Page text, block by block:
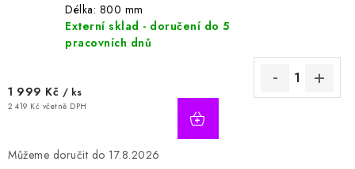
Délka: 800 mm
Externí sklad - doručení do 5
pracovních dnů
1 999 Kč / ks
2 419 Kč včetně DPH
17.8.2026